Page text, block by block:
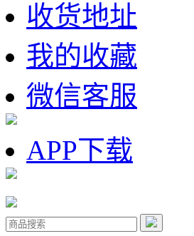
收货地址
我的收藏
微信客服
APP下载